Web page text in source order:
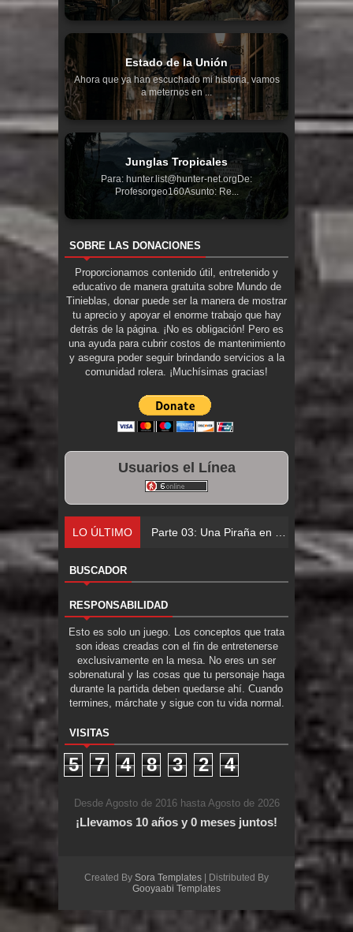
Estado de la Unión
Ahora que ya han escuchado mi historia, vamos
a meternos en ...
Junglas Tropicales
Para: hunter.list@hunter-net.orgDe:
Profesorgeo160Asunto: Re...
SOBRE LAS DONACIONES
Proporcionamos contenido útil, entretenido y
educativo de manera gratuita sobre Mundo de
Tinieblas, donar puede ser la manera de mostrar
tu aprecio y apoyar el enorme trabajo que hay
detrás de la página. ¡No es obligación! Pero es
una ayuda para cubrir costos de mantenimiento
y asegura poder seguir brindando servicios a la
comunidad rolera. ¡Muchísimas gracias!
Usuarios el Línea
LO ÚLTIMO Parte 02: Los Muertos Gobi
BUSCADOR
RESPONSABILIDAD
Esto es solo un juego. Los conceptos que trata
son ideas creadas con el fin de entretenerse
exclusivamente en la mesa. No eres un ser
sobrenatural y las cosas que tu personaje haga
durante la partida deben quedarse ahí. Cuando
termines, márchate y sigue con tu vida normal.
VISITAS
5 7 4 8 3 2 4
Desde Agosto de 2016 hasta Agosto de 2026
¡Llevamos 10 años y 0 meses juntos!
Created By Sora Templates | Distributed By
Gooyaabi Templates